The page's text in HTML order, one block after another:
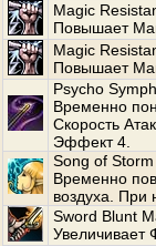
Magic
Повышает
Magic
Повышает
Psycho
Временно
Скорость
Эффект 4.
Song of
Временно
воздуха.
Sword Blunt
Увеличивает